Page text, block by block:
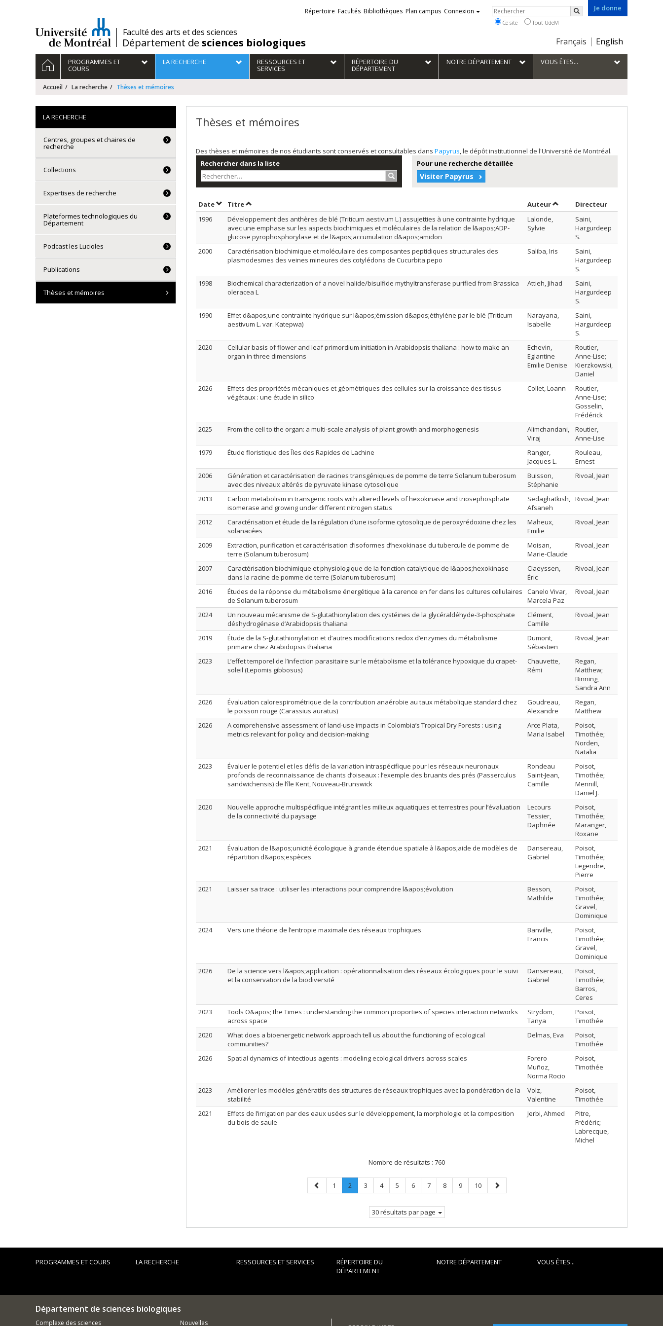
/Faculté des arts et des sciences
Département de sciences biologiques
Je donne
Choix
la
langue
Français English
Liens
externes
Répertoire Facultés Bibliothèques Plan campus Connexion Rechercher
Rechercher
Ce site Tout UdeM
Navigation
principale
ACCUEILPROGRAMMES ET
COURS
LA RECHERCHE RESSOURCES ET
SERVICES
RÉPERTOIRE DU
DÉPARTEMENT
NOTRE DÉPARTEMENT VOUS ÊTES...
Accueil La recherche Thèses et mémoires
Thèses et mémoires
Des thèses et mémoires de nos étudiants sont conservés et consultables dans Papyrus, le dépôt institutionnel de l'Université de Montréal.
Rechercher dans la liste
Rechercher…
Pour une recherche détaillée
Visiter Papyrus
DateTrier par date en ordre décroissant
TitreTrier par titre en ordre décroissant AuteurTrier par auteur en ordre
Directeur
1996
Développement des anthères de blé (Triticum aestivum L.) assujetties à une contrainte hydrique
avec une emphase sur les aspects biochimiques et moléculaires de la relation de l&apos;ADP-
glucose pyrophosphorylase et de l&apos;accumulation d&apos;amidon
Lalonde,
Sylvie
Saini,
Hargurdeep
S.
2000
Caractérisation biochimique et moléculaire des composantes peptidiques structurales des
plasmodesmes des veines mineures des cotylédons de Cucurbita pepo
Saliba, Iris
Saini,
Hargurdeep
S.
1998
Biochemical characterization of a novel halide/bisulfide mythyltransferase purified from Brassica
oleracea L
Attieh, Jihad
Saini,
Hargurdeep
S.
1990
Effet d&apos;une contrainte hydrique sur l&apos;émission d&apos;éthylène par le blé (Triticum
aestivum L. var. Katepwa)
Narayana,
Isabelle
Saini,
Hargurdeep
S.
2020
Cellular basis of flower and leaf primordium initiation in Arabidopsis thaliana : how to make an
organ in three dimensions
Echevin,
Eglantine
Emilie Denise
Routier,
Anne-Lise;
Kierzkowski,
Daniel
2026
Effets des propriétés mécaniques et géométriques des cellules sur la croissance des tissus
végétaux : une étude in silico
Collet, Loann
Routier,
Anne-Lise;
Gosselin,
Frédérick
2025
From the cell to the organ: a multi-scale analysis of plant growth and morphogenesis
Alimchandani,
Viraj
Routier,
Anne-Lise
1979
Étude floristique des Îles des Rapides de Lachine
Ranger,
Jacques L.
Rouleau,
Ernest
2006
Génération et caractérisation de racines transgéniques de pomme de terre Solanum tuberosum
avec des niveaux altérés de pyruvate kinase cytosolique
Buisson,
Stéphanie
Rivoal, Jean
2013
Carbon metabolism in transgenic roots with altered levels of hexokinase and triosephosphate
isomerase and growing under different nitrogen status
Sedaghatkish,
Afsaneh
Rivoal, Jean
2012
Caractérisation et étude de la régulation d’une isoforme cytosolique de peroxyrédoxine chez les
solanacées
Maheux,
Emilie
Rivoal, Jean
2009
Extraction, purification et caractérisation d’isoformes d’hexokinase du tubercule de pomme de
terre (Solanum tuberosum)
Moisan,
Marie-Claude
Rivoal, Jean
2007
Caractérisation biochimique et physiologique de la fonction catalytique de l&apos;hexokinase
dans la racine de pomme de terre (Solanum tuberosum)
Claeyssen,
Éric
Rivoal, Jean
2016
Études de la réponse du métabolisme énergétique à la carence en fer dans les cultures cellulaires
de Solanum tuberosum
Canelo Vivar,
Marcela Paz
Rivoal, Jean
2024
Un nouveau mécanisme de S-glutathionylation des cystéines de la glycéraldéhyde-3-phosphate
déshydrogénase d’Arabidopsis thaliana
Clément,
Camille
Rivoal, Jean
2019
Étude de la S-glutathionylation et d’autres modifications redox d’enzymes du métabolisme
primaire chez Arabidopsis thaliana
Dumont,
Sébastien
Rivoal, Jean
2023
L’effet temporel de l’infection parasitaire sur le métabolisme et la tolérance hypoxique du crapet-
soleil (Lepomis gibbosus)
Chauvette,
Rémi
Regan,
Matthew;
Binning,
Sandra Ann
2026
Évaluation calorespirométrique de la contribution anaérobie au taux métabolique standard chez
le poisson rouge (Carassius auratus)
Goudreau,
Alexandre
Regan,
Matthew
2026
A comprehensive assessment of land-use impacts in Colombia’s Tropical Dry Forests : using
metrics relevant for policy and decision-making
Arce Plata,
Maria Isabel
Poisot,
Timothée;
Norden,
Natalia
2023
Évaluer le potentiel et les défis de la variation intraspécifique pour les réseaux neuronaux
profonds de reconnaissance de chants d’oiseaux : l’exemple des bruants des prés (Passerculus
sandwichensis) de l’île Kent, Nouveau-Brunswick
Rondeau
Saint-Jean,
Camille
Poisot,
Timothée;
Mennill,
Daniel J.
2020
Nouvelle approche multispécifique intégrant les milieux aquatiques et terrestres pour l’évaluation
de la connectivité du paysage
Lecours
Tessier,
Daphnée
Poisot,
Timothée;
Maranger,
Roxane
2021
Évaluation de l&apos;unicité écologique à grande étendue spatiale à l&apos;aide de modèles de
répartition d&apos;espèces
Dansereau,
Gabriel
Poisot,
Timothée;
Legendre,
Pierre
2021
Laisser sa trace : utiliser les interactions pour comprendre l&apos;évolution
Besson,
Mathilde
Poisot,
Timothée;
Gravel,
Dominique
2024
Vers une théorie de l’entropie maximale des réseaux trophiques
Banville,
Francis
Poisot,
Timothée;
Gravel,
Dominique
2026
De la science vers l&apos;application : opérationnalisation des réseaux écologiques pour le suivi
et la conservation de la biodiversité
Dansereau,
Gabriel
Poisot,
Timothée;
Barros,
Ceres
2023
Tools O&apos; the Times : understanding the common proporties of species interaction networks
across space
Strydom,
Tanya
Poisot,
Timothée
2020
What does a bioenergetic network approach tell us about the functioning of ecological
communities?
Delmas, Eva
Poisot,
Timothée
2026
Spatial dynamics of intectious agents : modeling ecological drivers across scales
Forero
Muñoz,
Norma Rocio
Poisot,
Timothée
2023
Améliorer les modèles génératifs des structures de réseaux trophiques avec la pondération de la
stabilité
Volz,
Valentine
Poisot,
Timothée
2021
Effets de l’irrigation par des eaux usées sur le développement, la morphologie et la composition
du bois de saule
Jerbi, Ahmed
Pitre,
Frédéric;
Labrecque,
Michel
Nombre de résultats : 760
Page
précédente
Page
1 Page
2.
Page
Page
3 Page
4 Page
5 Page
6 Page
7 Page
8 Page
9 Page
10
Page
suivante
30 résultats par page
LA RECHERCHE
Centres, groupes et chaires de
recherche
Collections
Expertises de recherche
Plateformes technologiques du
Département
Podcast les Lucioles
Publications
Thèses et mémoires
PROGRAMMES ET COURS LA RECHERCHE RESSOURCES ET SERVICES
RÉPERTOIRE DU
DÉPARTEMENT
NOTRE DÉPARTEMENT VOUS ÊTES...
Département de sciences biologiques
Complexe des sciences Nouvelles